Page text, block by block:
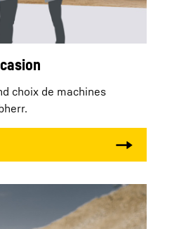
choix de machines